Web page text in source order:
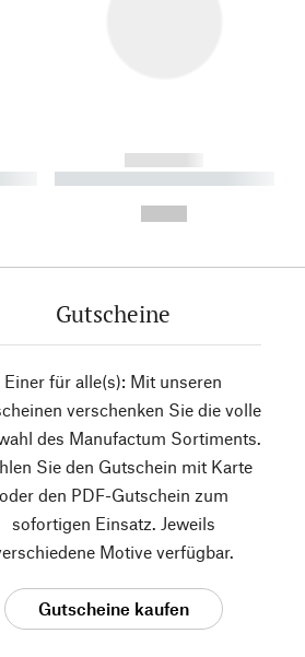
------------
----------- ----------- ----------
Gutscheine
Einer für alle(s): Mit unseren
verschenken Sie die volle
des Manufactum Sortiments.
Sie den Gutschein mit Karte
oder den PDF-Gutschein zum
sofortigen Einsatz. Jeweils
Motive verfügbar.
Gutscheine kaufen